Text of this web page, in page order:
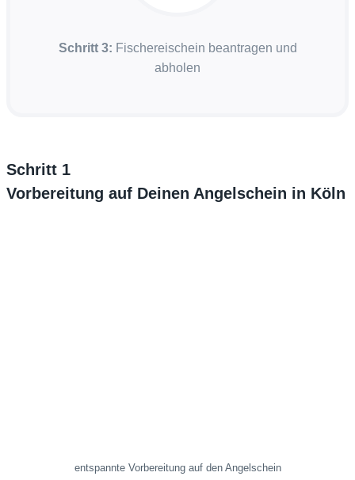
Schritt 3: Fischereischein beantragen und
abholen
Schritt 1
Vorbereitung auf Deinen Angelschein in Köln
entspannte Vorbereitung auf den Angelschein